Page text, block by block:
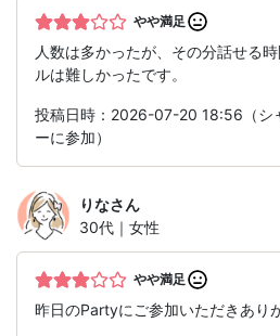
やや満足
人数は多かったが、その分話せる
ルは難しかったです。
投稿日時：2026-07-20 18:56（シ
ーに参加）
りなさん
30代｜女性
やや満足
昨日のPartyにご参加いただきあり